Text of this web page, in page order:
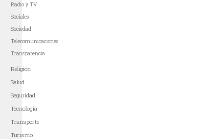
Radio y TV
Sociales
Sociedad
Telecomunicaciones
Transparencia
Religión
Salud
Seguridad
Tecnología
Transporte
Turismo